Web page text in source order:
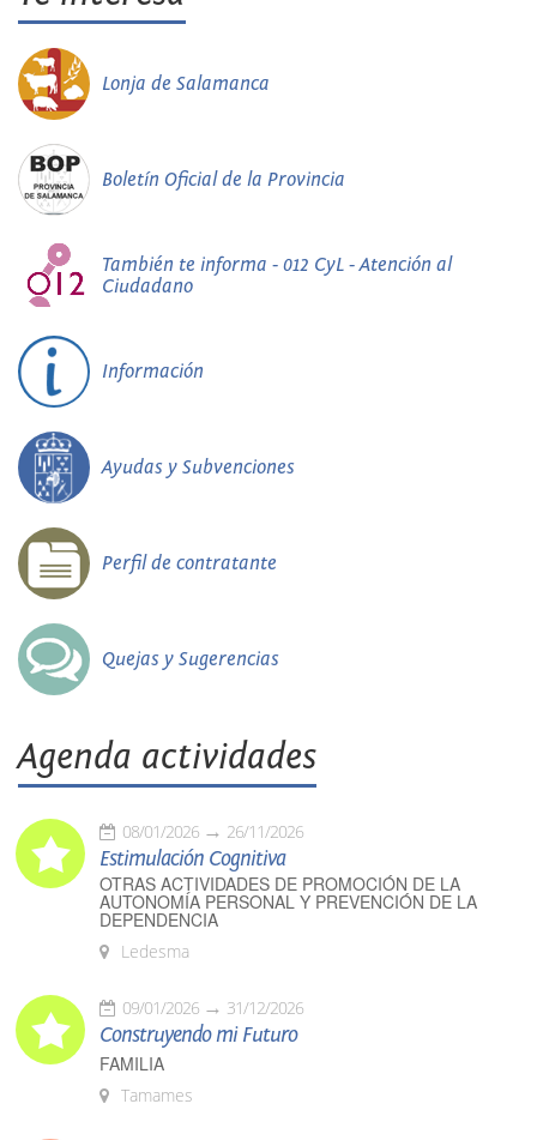
Lonja de Salamanca
Boletín Oficial de la Provincia
También te informa - 012 CyL - Atención al
Ciudadano
Información
Ayudas y Subvenciones
Perfil de contratante
Quejas y Sugerencias
Agenda actividades
08/01/2026 26/11/2026
Estimulación Cognitiva
OTRAS ACTIVIDADES DE PROMOCIÓN DE LA
AUTONOMÍA PERSONAL Y PREVENCIÓN DE LA
DEPENDENCIA
Ledesma
09/01/2026 31/12/2026
Construyendo mi Futuro
FAMILIA
Tamames